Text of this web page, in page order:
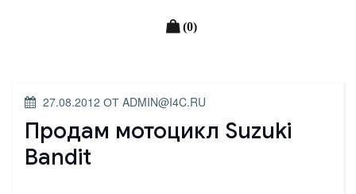
(0)
ОПУБЛИКОВАНО
27.08.2012 ОТ ADMIN@I4C.RU
Продам мотоцикл Suzuki
Bandit